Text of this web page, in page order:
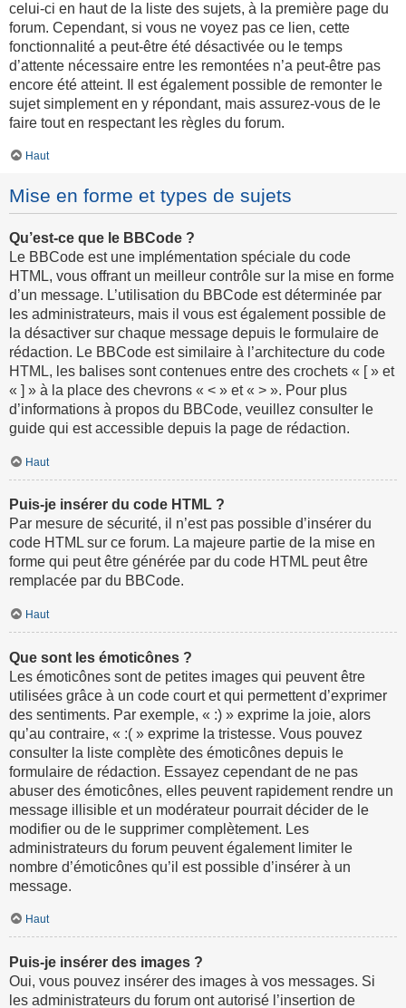
celui-ci en haut de la liste des sujets, à la première page du
forum. Cependant, si vous ne voyez pas ce lien, cette
fonctionnalité a peut-être été désactivée ou le temps
d’attente nécessaire entre les remontées n’a peut-être pas
encore été atteint. Il est également possible de remonter le
sujet simplement en y répondant, mais assurez-vous de le
faire tout en respectant les règles du forum.
Haut
Mise en forme et types de sujets
Qu’est-ce que le BBCode ?
Le BBCode est une implémentation spéciale du code
HTML, vous offrant un meilleur contrôle sur la mise en forme
d’un message. L’utilisation du BBCode est déterminée par
les administrateurs, mais il vous est également possible de
la désactiver sur chaque message depuis le formulaire de
rédaction. Le BBCode est similaire à l’architecture du code
HTML, les balises sont contenues entre des crochets « [ » et
« ] » à la place des chevrons « < » et « > ». Pour plus
d’informations à propos du BBCode, veuillez consulter le
guide qui est accessible depuis la page de rédaction.
Haut
Puis-je insérer du code HTML ?
Par mesure de sécurité, il n’est pas possible d’insérer du
code HTML sur ce forum. La majeure partie de la mise en
forme qui peut être générée par du code HTML peut être
remplacée par du BBCode.
Haut
Que sont les émoticônes ?
Les émoticônes sont de petites images qui peuvent être
utilisées grâce à un code court et qui permettent d’exprimer
des sentiments. Par exemple, « :) » exprime la joie, alors
qu’au contraire, « :( » exprime la tristesse. Vous pouvez
consulter la liste complète des émoticônes depuis le
formulaire de rédaction. Essayez cependant de ne pas
abuser des émoticônes, elles peuvent rapidement rendre un
message illisible et un modérateur pourrait décider de le
modifier ou de le supprimer complètement. Les
administrateurs du forum peuvent également limiter le
nombre d’émoticônes qu’il est possible d’insérer à un
message.
Haut
Puis-je insérer des images ?
Oui, vous pouvez insérer des images à vos messages. Si
les administrateurs du forum ont autorisé l’insertion de